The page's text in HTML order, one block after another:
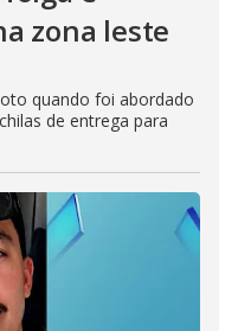
zona leste
quando foi abordado
de entrega para